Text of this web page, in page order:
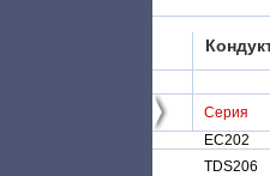
Серия
EC202
TDS206